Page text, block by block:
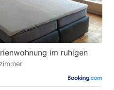
im ruhigen